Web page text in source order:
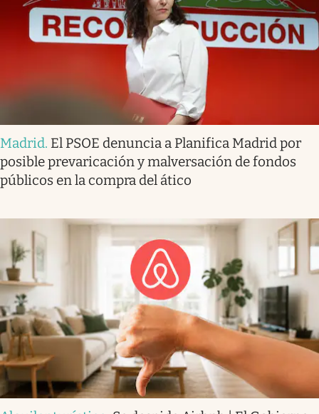
Madrid. El PSOE denuncia a Planifica Madrid por
posible prevaricación y malversación de fondos
públicos en la compra del ático